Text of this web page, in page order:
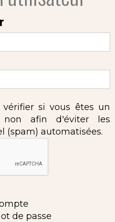
si vous êtes un
afin d'éviter les
(spam) automatisées.
de passe